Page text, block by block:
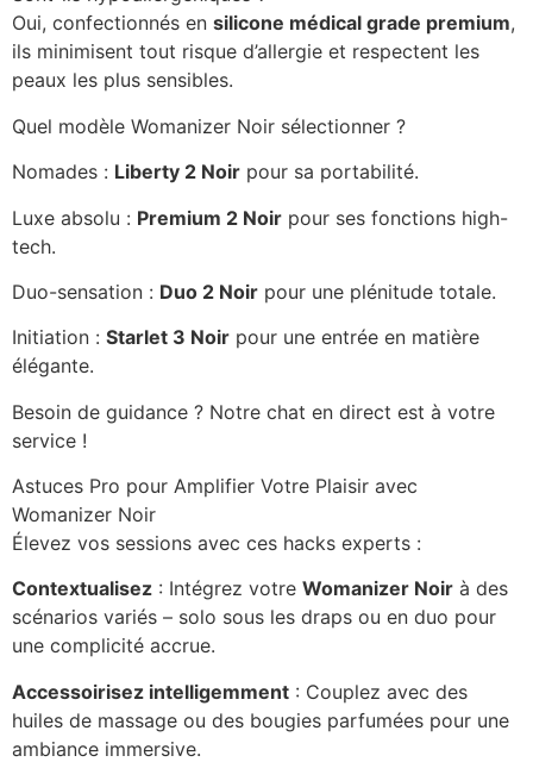
Oui, confectionnés en silicone médical grade premium,
ils minimisent tout risque d’allergie et respectent les
peaux les plus sensibles.
Quel modèle Womanizer Noir sélectionner ?
Nomades : Liberty 2 Noir pour sa portabilité.
Luxe absolu : Premium 2 Noir pour ses fonctions high-
tech.
Duo-sensation : Duo 2 Noir pour une plénitude totale.
Initiation : Starlet 3 Noir pour une entrée en matière
élégante.
Besoin de guidance ? Notre chat en direct est à votre
service !
Astuces Pro pour Amplifier Votre Plaisir avec
Womanizer Noir
Élevez vos sessions avec ces hacks experts :
Contextualisez : Intégrez votre Womanizer Noir à des
scénarios variés – solo sous les draps ou en duo pour
une complicité accrue.
Accessoirisez intelligemment : Couplez avec des
huiles de massage ou des bougies parfumées pour une
ambiance immersive.